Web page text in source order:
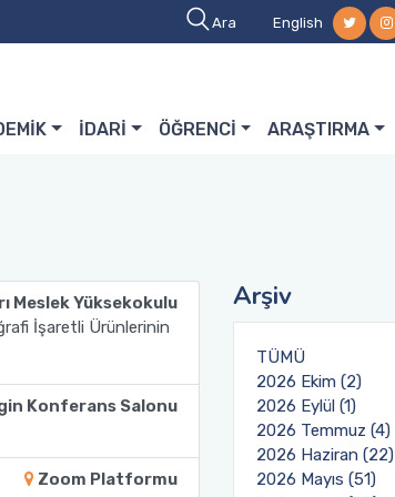
Ara English
İDARİ ÖĞRENCİ ARAŞTIRMA
Meslek Yüksekokulu
İşaretli Ürünlerinin
Konferans Salonu
Zoom Platformu
Arşiv
TÜMÜ
2026 Ekim (2)
2026 Eylül (1)
2026 Temmuz (4)
2026 Haziran (22)
2026 Mayıs (51)